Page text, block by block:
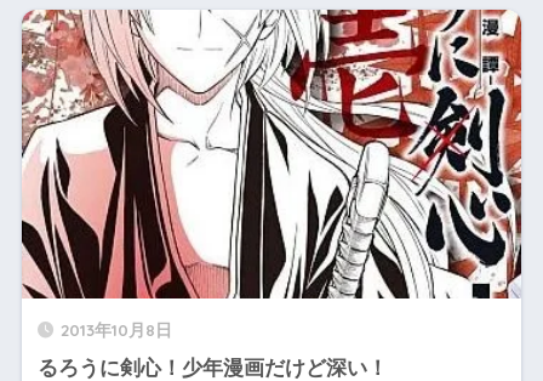
2013年10月8日
るろうに剣心！少年漫画だけど深い！